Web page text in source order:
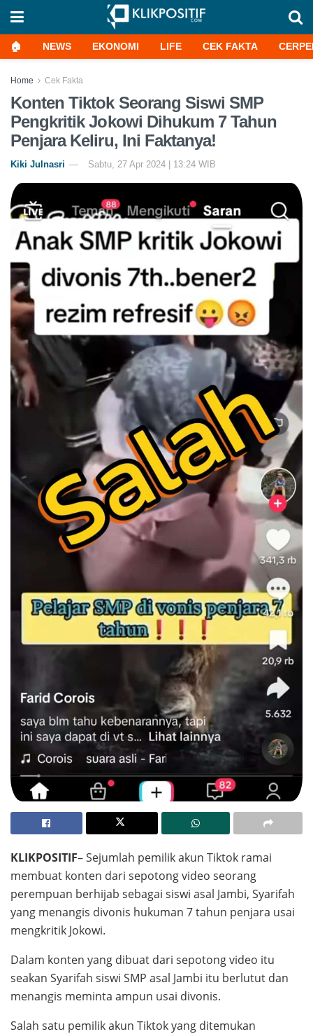
🏠 NEWS EKONOMI LIFE CEK FAKTA
Home Cek Fakta
Konten Tiktok Seorang Siswi SMP
Pengkritik Jokowi Dihukum 7 Tahun
Penjara Keliru, Ini Faktanya!
Kiki Julnasri Sabtu, 27 Apr 2024 | 13:24 WIB
KLIKPOSITIF– Sejumlah pemilik akun Tiktok ramai
membuat konten dari sepotong video seorang
perempuan berhijab sebagai siswi asal Jambi, Syarifah
yang menangis divonis hukuman 7 tahun penjara usai
mengkritik Jokowi.
Dalam konten yang dibuat dari sepotong video itu
seakan Syarifah siswi SMP asal Jambi itu berlutut dan
menangis meminta ampun usai divonis.
Salah satu pemilik akun Tiktok yang ditemukan